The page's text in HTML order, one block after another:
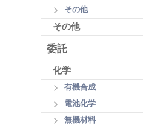
その他
その他
委託
化学
有機合成
電池化学
無機材料